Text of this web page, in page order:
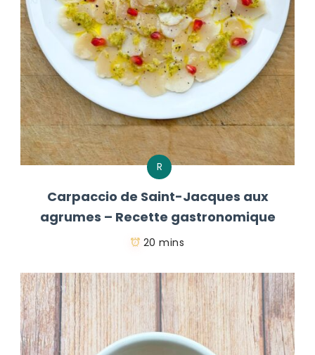
R
Carpaccio de Saint-Jacques aux
agrumes – Recette gastronomique
20 mins